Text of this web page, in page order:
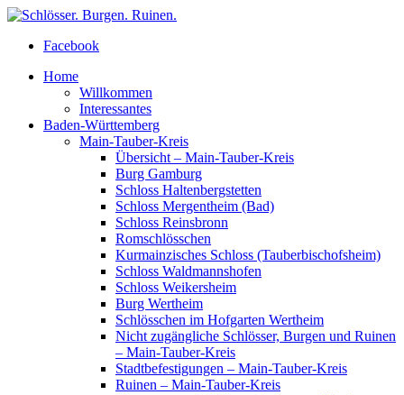
Facebook
Home
Willkommen
Interessantes
Baden-Württemberg
Main-Tauber-Kreis
Übersicht – Main-Tauber-Kreis
Burg Gamburg
Schloss Haltenbergstetten
Schloss Mergentheim (Bad)
Schloss Reinsbronn
Romschlösschen
Kurmainzisches Schloss (Tauberbischofsheim)
Schloss Waldmannshofen
Schloss Weikersheim
Burg Wertheim
Schlösschen im Hofgarten Wertheim
Nicht zugängliche Schlösser, Burgen und Ruinen
– Main-Tauber-Kreis
Stadtbefestigungen – Main-Tauber-Kreis
Ruinen – Main-Tauber-Kreis